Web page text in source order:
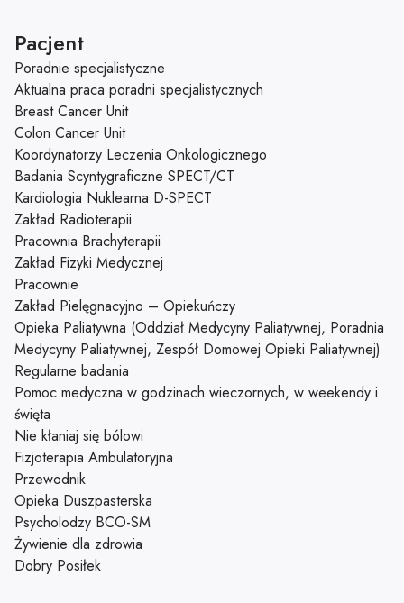
Pacjent
Poradnie specjalistyczne
Aktualna praca poradni specjalistycznych
Breast Cancer Unit
Colon Cancer Unit
Koordynatorzy Leczenia Onkologicznego
Badania Scyntygraficzne SPECT/CT
Kardiologia Nuklearna D-SPECT
Zakład Radioterapii
Pracownia Brachyterapii
Zakład Fizyki Medycznej
Pracownie
Zakład Pielęgnacyjno – Opiekuńczy
Opieka Paliatywna (Oddział Medycyny Paliatywnej, Poradnia
Medycyny Paliatywnej, Zespół Domowej Opieki Paliatywnej)
Regularne badania
Pomoc medyczna w godzinach wieczornych, w weekendy i
święta
Nie kłaniaj się bólowi
Fizjoterapia Ambulatoryjna
Przewodnik
Opieka Duszpasterska
Psycholodzy BCO-SM
Żywienie dla zdrowia
Dobry Posiłek